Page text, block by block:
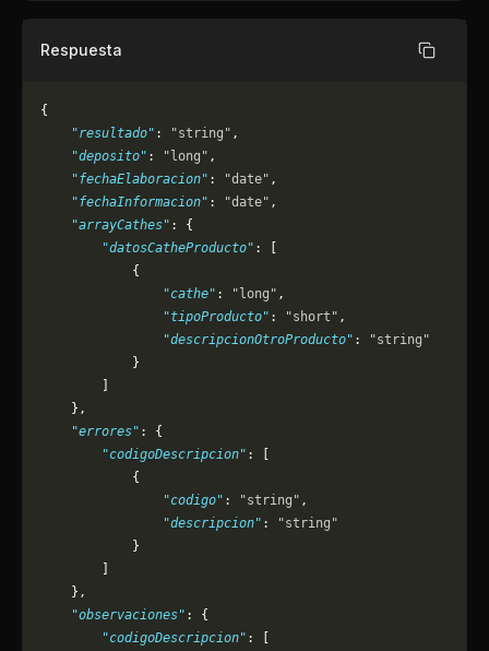
Respuesta Copiar
{
    "resultado"
: "string" ,
    "deposito"
: "long" ,
    "fechaElaboracion"
: "date" ,
    "fechaInformacion"
: "date" ,
    "arrayCathes"
: {
        "datosCatheProducto"
: [
            {
                "cathe"
: "long" ,
                "tipoProducto"
: "short" ,
                "descripcionOtroProducto"
:
"string"
            }
    },
    "errores"
: {
        "codigoDescripcion"
: [
            {
                "codigo"
: "string" ,
                "descripcion"
:
"string"
            }
    },
    "observaciones"
: {
        "codigoDescripcion"
: [